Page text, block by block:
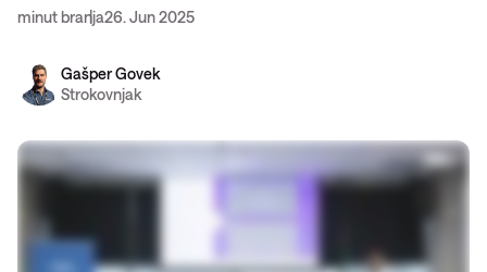
minut branja26. Jun 2025
Gašper Govek
Strokovnjak